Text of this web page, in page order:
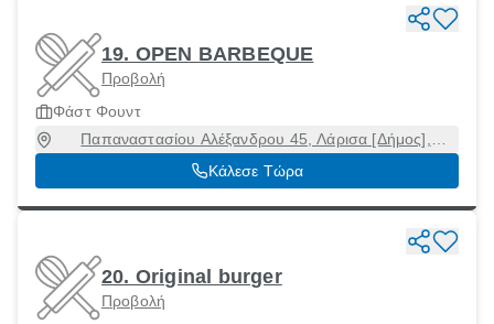
19. OPEN BARBEQUE
Προβολή
Φάστ Φουντ
Παπαναστασίου Αλέξανδρου 45, Λάρισα [Δήμος],
Λάρισα, 41223
Κάλεσε Τώρα
20. Original burger
Προβολή